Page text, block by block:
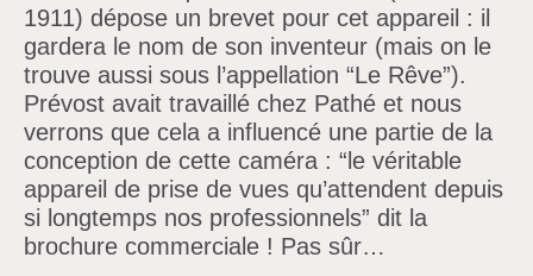
1911) dépose un brevet pour cet appareil : il
gardera le nom de son inventeur (mais on le
trouve aussi sous l’appellation “Le Rêve”).
Prévost avait travaillé chez Pathé et nous
verrons que cela a influencé une partie de la
conception de cette caméra : “le véritable
appareil de prise de vues qu’attendent depuis
si longtemps nos professionnels” dit la
brochure commerciale ! Pas sûr…